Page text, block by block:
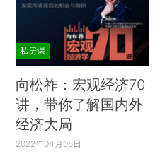
私房课
向松祚：宏观经济70
讲，带你了解国内外
经济大局
2022年04月06日